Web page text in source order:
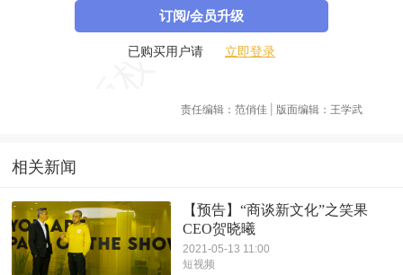
订阅/会员升级
已购买用户请 立即登录
责任编辑：范俏佳 | 版面编辑：王学武
相关新闻
【预告】“商谈新文化”之笑果
CEO贺晓曦
2021-05-13 11:00
短视频